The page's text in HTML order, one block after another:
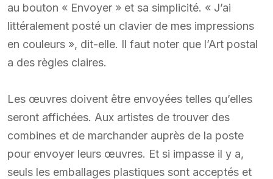
au bouton « Envoyer » et sa simplicité. « J’ai
littéralement posté un clavier de mes impressions
en couleurs », dit-elle. Il faut noter que l’Art postal
a des règles claires.
Les œuvres doivent être envoyées telles qu’elles
seront affichées. Aux artistes de trouver des
combines et de marchander auprès de la poste
pour envoyer leurs œuvres. Et si impasse il y a,
seuls les emballages plastiques sont acceptés et